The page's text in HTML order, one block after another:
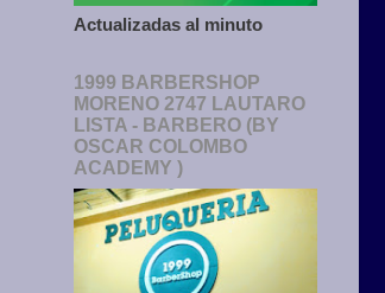
Actualizadas al minuto
1999 BARBERSHOP
MORENO 2747 LAUTARO
LISTA - BARBERO (BY
OSCAR COLOMBO
ACADEMY )